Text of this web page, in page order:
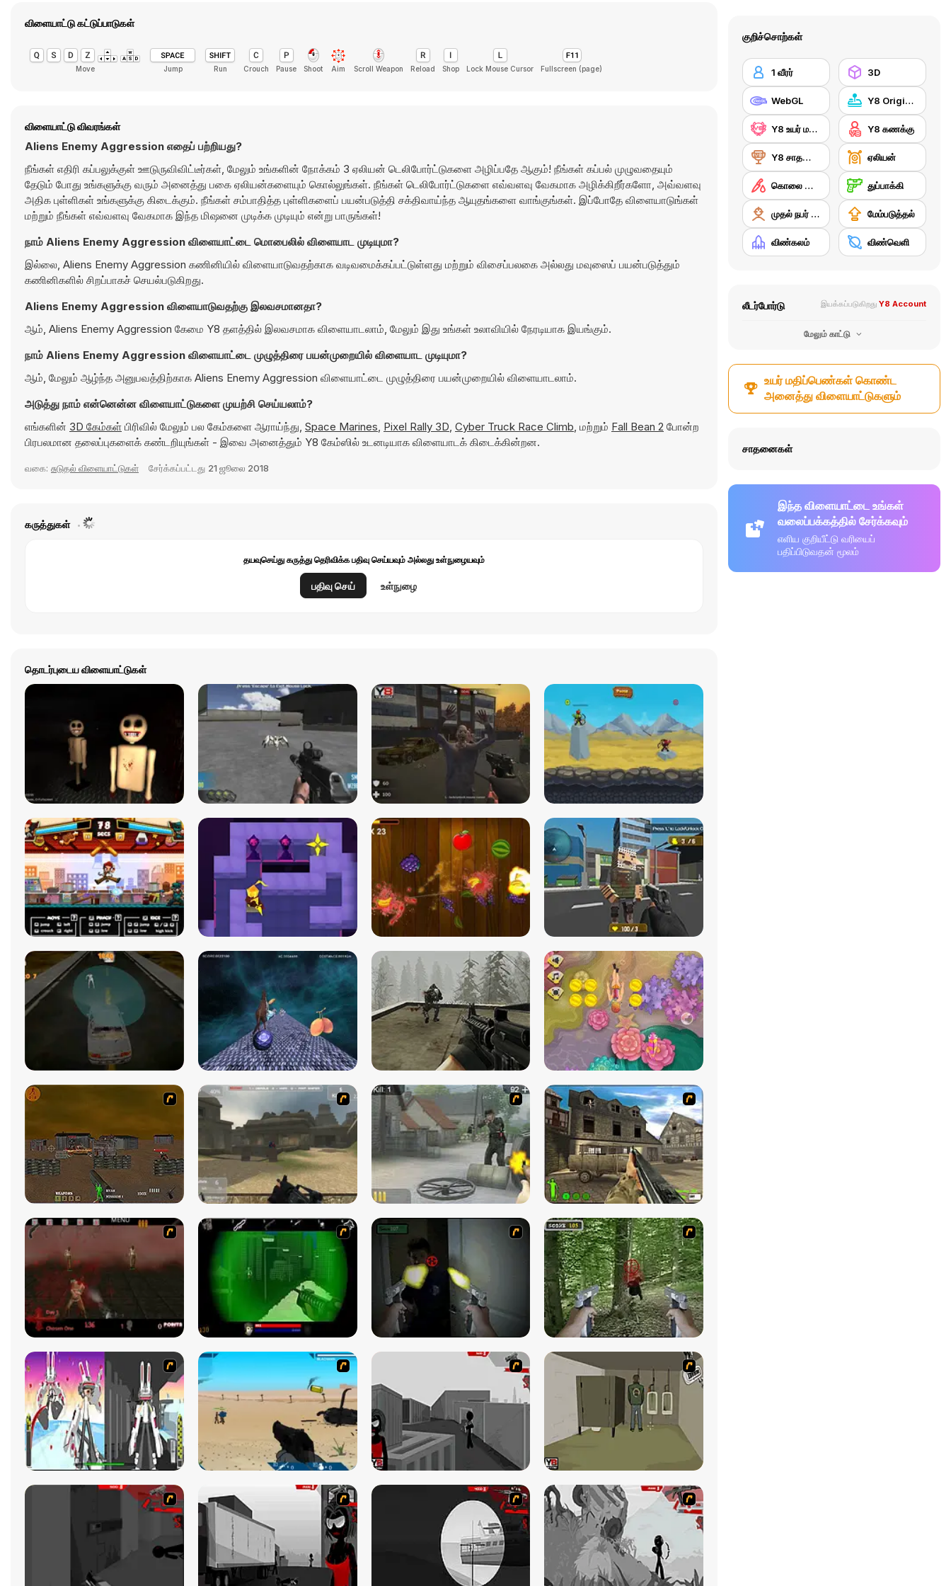
விளையாட்டு கட்டுப்பாடுகள்
Move Jump Run Crouch Pause Shoot Aim Scroll Weapon Reload Shop Lock Mouse Cursor Fullscreen (page)
விளையாட்டு விவரங்கள்
Aliens Enemy Aggression எதைப் பற்றியது?
நீங்கள் எதிரி கப்பலுக்குள் ஊடுருவிவிட்டீர்கள், மேலும் உங்களின் நோக்கம் 3 ஏலியன் டெலிபோர்ட்டுகளை அழிப்பதே ஆகும்! நீங்கள் கப்பல் முழுவதையும்
தேடும் போது உங்களுக்கு வரும் அனைத்து பகை ஏலியன்களையும் கொல்லுங்கள். நீங்கள் டெலிபோர்ட்டுகளை எவ்வளவு வேகமாக அழிக்கிறீர்களோ, அவ்வளவு
அதிக புள்ளிகள் உங்களுக்கு கிடைக்கும். நீங்கள் சம்பாதித்த புள்ளிகளைப் பயன்படுத்தி சக்திவாய்ந்த ஆயுதங்களை வாங்குங்கள். இப்போதே விளையாடுங்கள்
மற்றும் நீங்கள் எவ்வளவு வேகமாக இந்த மிஷனை முடிக்க முடியும் என்று பாருங்கள்!
நாம் Aliens Enemy Aggression விளையாட்டை மொபைலில் விளையாட முடியுமா?
இல்லை, Aliens Enemy Aggression கணினியில் விளையாடுவதற்காக வடிவமைக்கப்பட்டுள்ளது மற்றும் விசைப்பலகை அல்லது மவுஸைப் பயன்படுத்தும்
கணினிகளில் சிறப்பாகச் செயல்படுகிறது.
Aliens Enemy Aggression விளையாடுவதற்கு இலவசமானதா?
ஆம், Aliens Enemy Aggression கேமை Y8 தளத்தில் இலவசமாக விளையாடலாம், மேலும் இது உங்கள் உலாவியில் நேரடியாக இயங்கும்.
நாம் Aliens Enemy Aggression விளையாட்டை முழுத்திரை பயன்முறையில் விளையாட முடியுமா?
ஆம், மேலும் ஆழ்ந்த அனுபவத்திற்காக Aliens Enemy Aggression விளையாட்டை முழுத்திரை பயன்முறையில் விளையாடலாம்.
அடுத்து நாம் என்னென்ன விளையாட்டுகளை முயற்சி செய்யலாம்?
எங்களின் 3D கேம்கள் பிரிவில் மேலும் பல கேம்களை ஆராய்ந்து, Space Marines, Pixel Rally 3D, Cyber Truck Race Climb, மற்றும் Fall Bean 2 போன்ற
பிரபலமான தலைப்புகளைக் கண்டறியுங்கள் - இவை அனைத்தும் Y8 கேம்ஸில் உடனடியாக விளையாடக் கிடைக்கின்றன.
வகை: சுடுதல் விளையாட்டுகள் சேர்க்கப்பட்டது 21 ஜூலை 2018
கருத்துகள்
தயவுசெய்து கருத்து தெரிவிக்க பதிவு செய்யவும் அல்லது உள்நுழையவும்
பதிவு செய் உள்நுழை
தொடர்புடைய விளையாட்டுகள்
குறிச்சொற்கள்
1 வீரர் 3D
WebGL Y8 Originals
Y8 உயர் மதிப்பெண் Y8 கணக்கு
Y8 சாதனைகள் ஏலியன்
கொலை செய்தல் துப்பாக்கி
முதல் நபர் துப்பாக்கி சுடும் விளையாட்டு மேம்படுத்தல்
விண்கலம் விண்வெளி
லீடர்போர்டு இயக்கப்படுகிறது Y8 Account
மேலும் காட்டு
உயர் மதிப்பெண்கள் கொண்ட
அனைத்து விளையாட்டுகளும்
சாதனைகள்
இந்த விளையாட்டை உங்கள்
வலைப்பக்கத்தில் சேர்க்கவும்
எளிய குறியீட்டு வரியைப்
பதிப்பிடுவதன் மூலம்